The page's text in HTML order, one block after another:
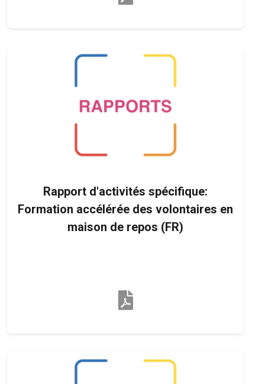
Rapport d'activités spécifique:
Formation accélérée des volontaires en
maison de repos (FR)